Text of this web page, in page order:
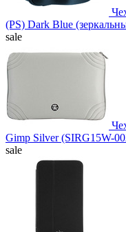
(PS) Dark Blue
sale
Gimp Silver (SIRG15W-
sale